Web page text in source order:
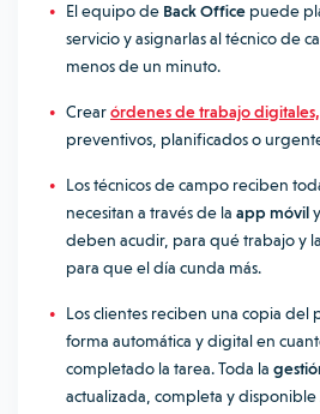
El equipo de Back Office puede
servicio y asignarlas al técnico de
menos de un minuto.
Crearórdenes de trabajo digitales,
preventivos, planificados o
Los técnicos de campo reciben
necesitan a través de la app móvil
deben acudir, para qué trabajo y
para que el día cunda más.
Los clientes reciben una copia
forma automática y digital en
completado la tarea. Toda la
actualizada, completa y